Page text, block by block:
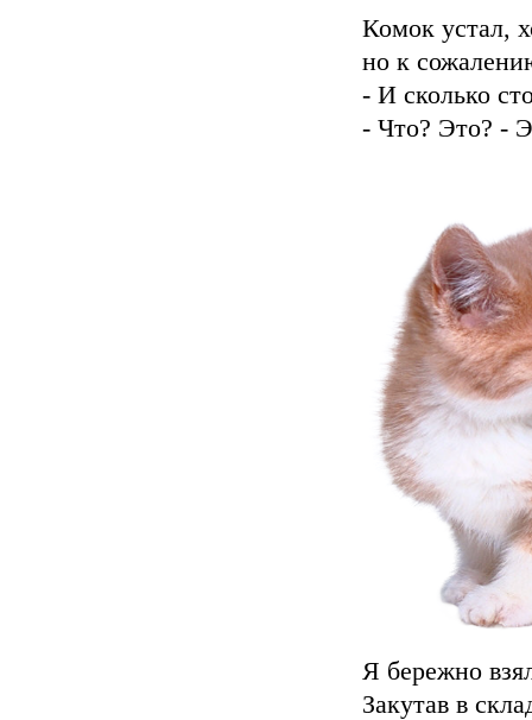
Комок устал,
но к
- И сколько
- Что? Это? -
Я бережно
Закутав в